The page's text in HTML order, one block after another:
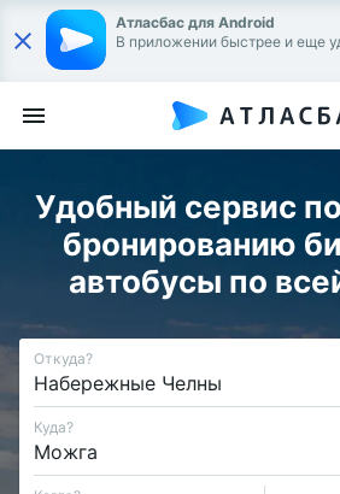
Атласбас для Android
В приложении быстрее и еще
Удобный сервис
бронированию
автобусы по
Откуда?
Куда?